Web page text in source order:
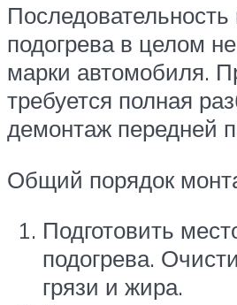
подогрева в целом
марки автомобиля.
требуется полная
демонтаж передней
Общий порядок
Подготовить
подогрева.
грязи и жира.